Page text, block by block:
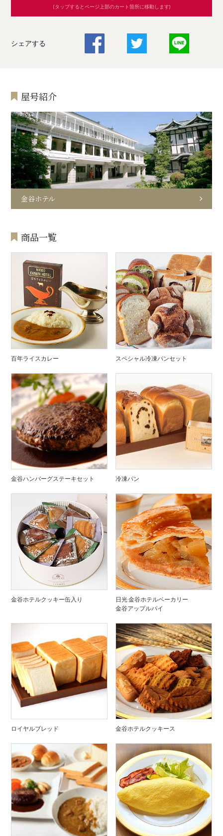
(タップするとページ上部のカート箇所に移動します)
シェアする
屋号紹介
金谷ホテル
商品一覧
百年ライスカレー スペシャル冷凍パンセット
金谷ハンバーグステーキセット 冷凍パン
金谷ホテルクッキー缶入り
日光 金谷ホテルベーカリー
金谷アップルパイ
ロイヤルブレッド 金谷ホテルクッキース